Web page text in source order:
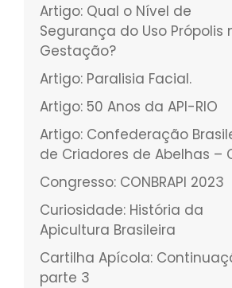
Artigo: Qual o Nível de
Segurança do Uso Própolis
Gestação?
Artigo: Paralisia Facial.
Artigo: 50 Anos da API-RIO
Artigo: Confederação
de Criadores de Abelhas –
Congresso: CONBRAPI 2023
Curiosidade: História da
Apicultura Brasileira
Cartilha Apícola:
parte 3